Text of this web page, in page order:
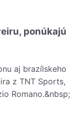
ponúkajú
aj brazílskeho
z TNT Sports,
Romano.&nbsp;